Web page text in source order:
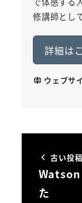
修講師とし
詳細は
ウェブサ
古い投稿
Watson
た